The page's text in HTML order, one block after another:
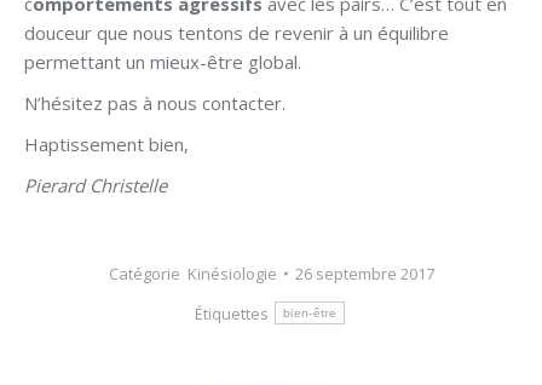
douceur que nous tentons de revenir à un équilibre
permettant un mieux-être global.
N’hésitez pas à nous contacter.
Haptissement bien,
Pierard Christelle
Catégorie Kinésiologie
26 septembre 2017
Étiquettes
bien-être